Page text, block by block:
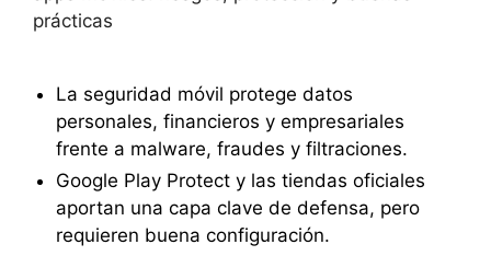
prácticas
La seguridad móvil protege datos
personales, financieros y empresariales
frente a malware, fraudes y filtraciones.
Google Play Protect y las tiendas oficiales
aportan una capa clave de defensa, pero
requieren buena configuración.